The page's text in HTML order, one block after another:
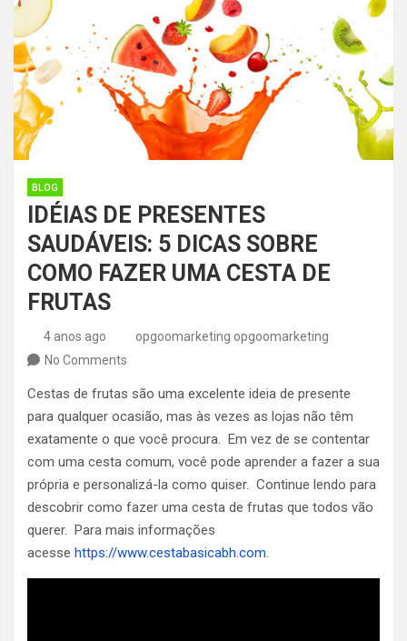
BLOG
IDÉIAS DE PRESENTES
SAUDÁVEIS: 5 DICAS SOBRE
COMO FAZER UMA CESTA DE
FRUTAS
4 anos ago
opgoomarketing opgoomarketing
No Comments
Cestas de frutas são uma excelente ideia de presente
para qualquer ocasião, mas às vezes as lojas não têm
exatamente o que você procura. Em vez de se contentar
com uma cesta comum, você pode aprender a fazer a sua
própria e personalizá-la como quiser. Continue lendo para
descobrir como fazer uma cesta de frutas que todos vão
querer. Para mais informações
acesse https://www.cestabasicabh.com.